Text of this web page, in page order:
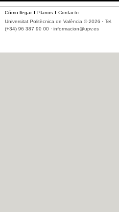
Cómo llegar Planos
Contacto
Universitat Politècnica de València © 2026 · Tel.
(+34) 96 387 90 00 · informacion@upv.es